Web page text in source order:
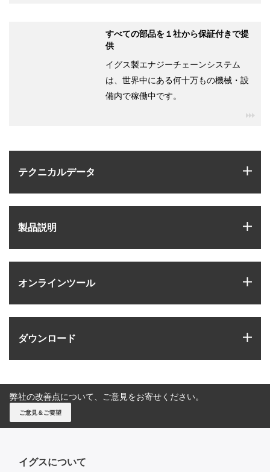
テクニカルデータ
製品説明
オンラインツール
ダウンロード
すべての部品を１社から保証付きで提
供
イグス製エナジーチェーンシステム
は、世界中にある何十万もの機械・設
備内で稼働中です。
弊社の改善点について、ご意見をお寄せください。
ご意見＆ご要望
イグスについて